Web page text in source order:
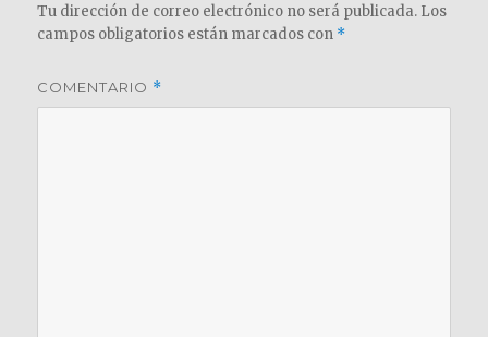
Tu dirección de correo electrónico no será publicada. Los
campos obligatorios están marcados con *
COMENTARIO *